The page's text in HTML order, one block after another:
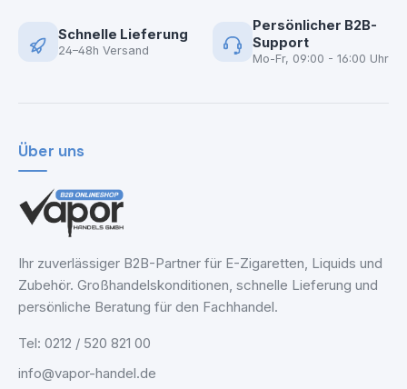
Schnelle Lieferung
24–48h Versand
Persönlicher B2B-
Support
Mo-Fr, 09:00 - 16:00 Uhr
Über uns
Ihr zuverlässiger B2B-Partner für E-Zigaretten, Liquids und
Zubehör. Großhandelskonditionen, schnelle Lieferung und
persönliche Beratung für den Fachhandel.
Tel: 0212 / 520 821 00
info@vapor-handel.de